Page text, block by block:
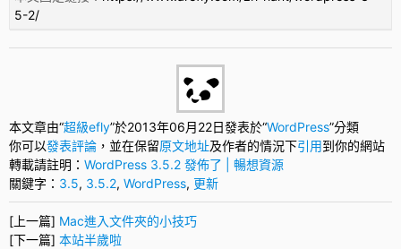
5-2/
本文章由“超級efly”於2013年06月22日發表於“WordPress”分類
你可以發表評論 ，並在保留原文地址及作者的情況下引用到你的網站
轉載請註明： WordPress 3.5.2 發佈了 | 暢想資源
關鍵字： 3.5, 3.5.2, WordPress, 更新
[上一篇] Mac進入文件夾的小技巧
[下一篇] 本站半歲啦